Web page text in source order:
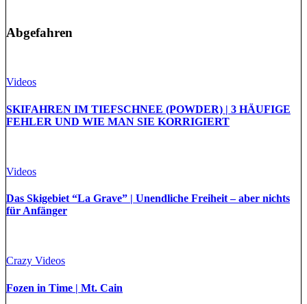
Abgefahren
Videos
SKIFAHREN IM TIEFSCHNEE (POWDER) | 3 HÄUFIGE
FEHLER UND WIE MAN SIE KORRIGIERT
Videos
Das Skigebiet “La Grave” | Unendliche Freiheit – aber nichts
für Anfänger
Crazy Videos
Fozen in Time | Mt. Cain